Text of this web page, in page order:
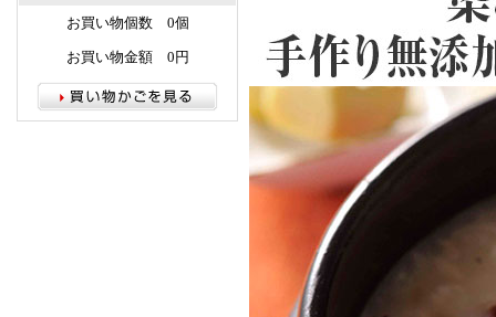
お買い物個数 0個
お買い物金額 0円